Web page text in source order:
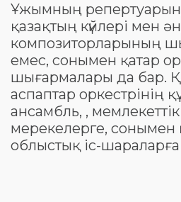
Ұжымның
қазақтың күйлері мен
композиторларының
емес, сонымен қатар
шығармалары да бар.
аспаптар оркестрінің
ансамбль, ,
мерекелерге, сонымен
облыстық іс-